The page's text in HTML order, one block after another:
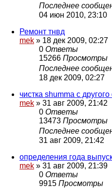
Последнее
04 июн 2010, 23:10
Ремонт тнвд
mek » 18 дек 2009, 02:27
0 Ответы
15266 Просмотры
Последнее
18 дек 2009, 02:27
чистка shumma с
mek » 31 авг 2009, 21:42
0 Ответы
13473 Просмотры
Последнее
31 авг 2009, 21:42
определения года
mek » 31 авг 2009, 21:39
0 Ответы
9915 Просмотры